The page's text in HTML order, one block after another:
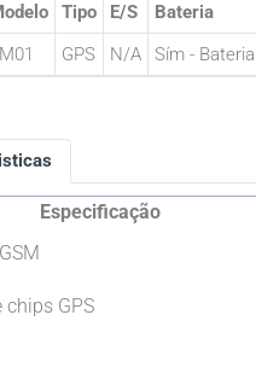
Tipo E/S Bateria
GPS N/A Sím -
Especificação
chips GPS